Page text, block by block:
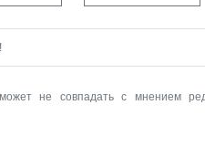
не совпадать с мнением